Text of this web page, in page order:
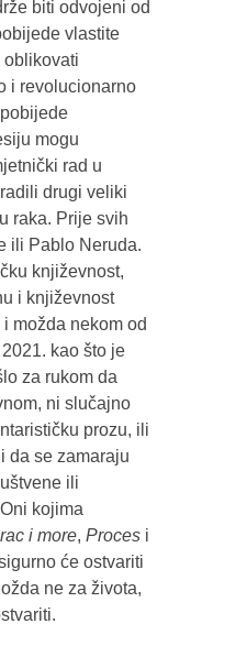
biti odvojeni od
vlastite
i revolucionarno
mogu
rad u
drugi veliki
raka. Prije svih
ili Pablo Neruda.
književnost,
i književnost
možda nekom od
kao što je
za rukom da
ni slučajno
prozu, ili
da se zamaraju
ili
kojima
i more, Procesi
će ostvariti
ne za života,